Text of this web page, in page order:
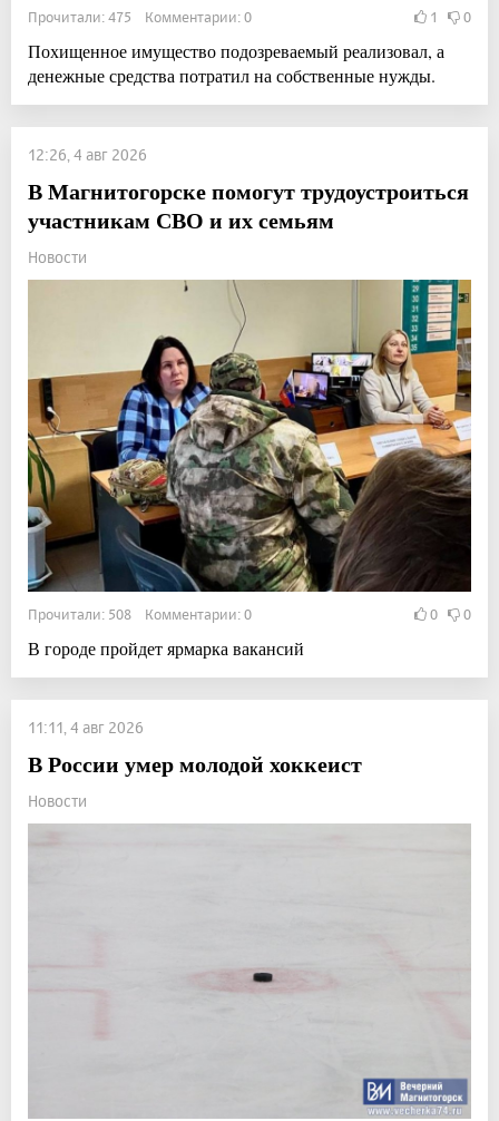
Прочитали: 475 Комментарии: 0 1 0
Похищенное имущество подозреваемый реализовал, а
денежные средства потратил на собственные нужды.
12:26, 4 авг 2026
В Магнитогорске помогут трудоустроиться
участникам СВО и их семьям
Новости
Прочитали: 508 Комментарии: 0 0 0
В городе пройдет ярмарка вакансий
11:11, 4 авг 2026
В России умер молодой хоккеист
Новости